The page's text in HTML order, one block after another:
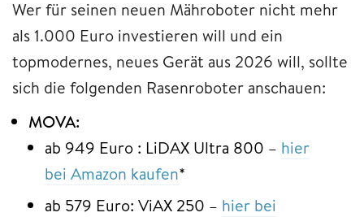
Wer für seinen neuen Mähroboter nicht mehr
als 1.000 Euro investieren will und ein
topmodernes, neues Gerät aus 2026 will, sollte
sich die folgenden Rasenroboter anschauen:
MOVA:
ab 949 Euro : LiDAX Ultra 800 – hier
bei Amazon kaufen*
ab 579 Euro: ViAX 250 – hier bei